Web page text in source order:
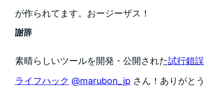
が作られてます。おージーザス！
謝辞
素晴らしいツールを開発・公開された試行錯誤
ライフハック @marubon_jp さん！ありがとう